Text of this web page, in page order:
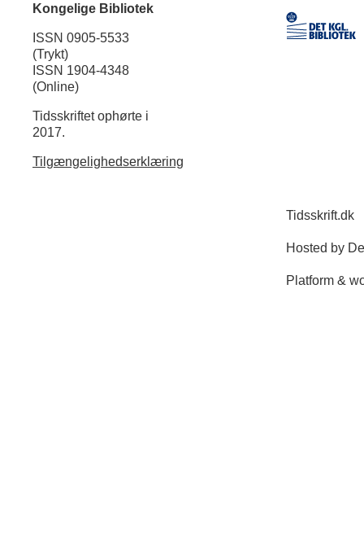
Kongelige Bibliotek
ISSN 0905-5533
(Trykt)
ISSN 1904-4348
(Online)
Tidsskriftet ophørte i
2017.
Tilgængelighedserklæring